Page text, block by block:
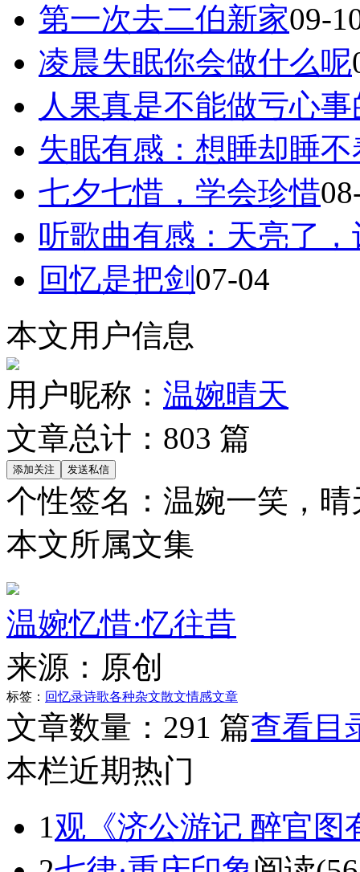
第一次去二伯新家09-
凌晨失眠你会做什么呢
人果真是不能做亏心事
失眠有感：想睡却睡
七夕七惜，学会珍惜
听歌曲有感：天亮了
回忆是把剑 07-04
本文用户信息
用户昵称： 温婉晴天
文章总计： 803 篇
个性签名： 温婉一笑，
本文所属文集
温婉忆惜·忆往昔
来源： 原创
标签： 回忆录诗歌各种杂文散文情感文章
文章数量： 291 篇查看目
本栏近期热门
1观《济公游记 醉官图